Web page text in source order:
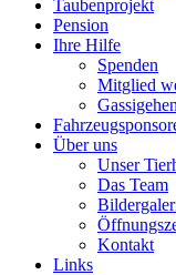
Taubenprojekt
Pension
Ihre Hilfe
Spenden
Mitglied
Gassigehen
Über uns
Unser
Das Team
Kontakt
Links